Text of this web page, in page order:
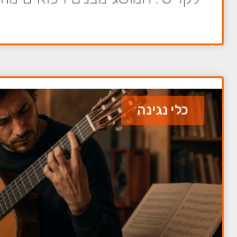
כלי נגינה